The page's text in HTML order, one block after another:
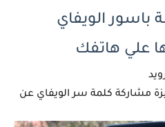
باسور الويفاي
علي هاتفك
مشاركة كلمة سر الويفاي عن